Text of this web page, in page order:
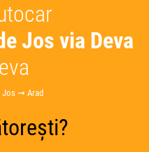
Jos via Deva
Jos ➞ Arad